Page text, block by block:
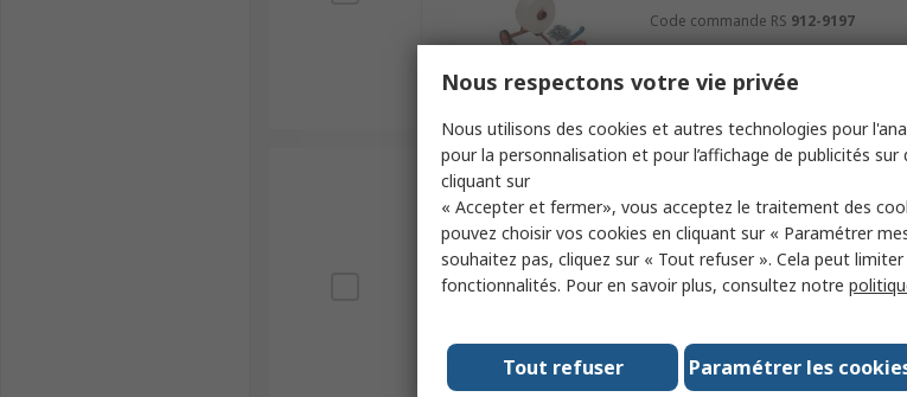
Code commande RS 912-9197
Kit de cerclage RS PRO 1500 m
Noir, largeur 12 mm,
Polypropylène 300 kg, attache
en Plastique
Nous respectons votre vie privée
Nous utilisons des cookies et autres technologies pour
pour la personnalisation et pour l’affichage de publicités
cliquant sur
« Accepter et fermer», vous acceptez le traitement des
pouvez choisir vos cookies en cliquant sur « Paramétrer
souhaitez pas, cliquez sur « Tout refuser ». Cela peut limiter
fonctionnalités. Pour en savoir plus, consultez notre
Paramétrer les
Tout refuser